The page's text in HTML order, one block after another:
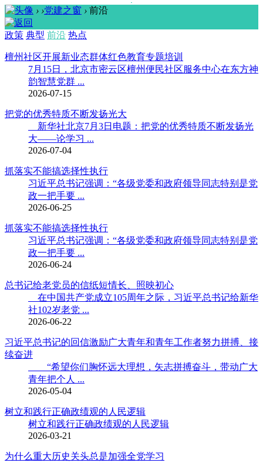
› ›党建之窗 › 前沿
政策 典型 前沿 热点
檀州社区开展新业态群体红色教育专题培训
7月15日，北京市密云区檀州便民社区服务中心在东方神
韵智慧党群 ...
2026-07-15
把党的优秀特质不断发扬光大
新华社北京7月3日电题：把党的优秀特质不断发扬光
大——论学习 ...
2026-07-04
抓落实不能搞选择性执行
习近平总书记强调：“各级党委和政府领导同志特别是党
政一把手要 ...
2026-06-25
抓落实不能搞选择性执行
习近平总书记强调：“各级党委和政府领导同志特别是党
政一把手要 ...
2026-06-24
总书记给老党员的信纸短情长、照映初心
在中国共产党成立105周年之际，习近平总书记给新华
社102岁老党 ...
2026-06-22
习近平总书记的回信激励广大青年和青年工作者努力拼搏、接
续奋进
“希望你们胸怀远大理想，矢志拼搏奋斗，带动广大
青年把个人 ...
2026-05-04
树立和践行正确政绩观的人民逻辑
树立和践行正确政绩观的人民逻辑
2026-03-21
为什么重大历史关头总是加强全党学习